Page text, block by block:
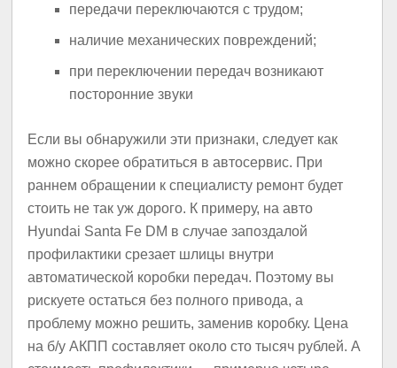
передачи переключаются с трудом;
наличие механических повреждений;
при переключении передач возникают
посторонние звуки
Если вы обнаружили эти признаки, следует как
можно скорее обратиться в автосервис. При
раннем обращении к специалисту ремонт будет
стоить не так уж дорого. К примеру, на авто
Hyundai Santa Fe DM в случае запоздалой
профилактики срезает шлицы внутри
автоматической коробки передач. Поэтому вы
рискуете остаться без полного привода, а
проблему можно решить, заменив коробку. Цена
на б/у АКПП составляет около сто тысяч рублей. А